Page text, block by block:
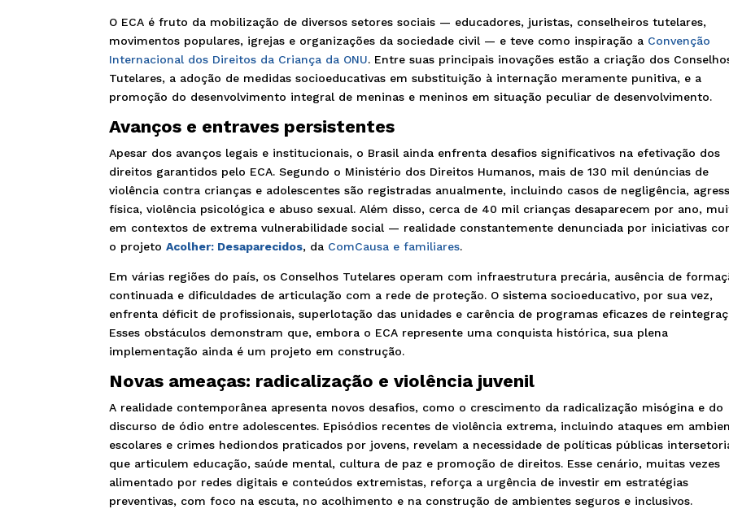
O ECA é fruto da mobilização de diversos setores sociais — educadores, juristas, conselheiros tutelares,
movimentos populares, igrejas e organizações da sociedade civil — e teve como inspiração a Convenção
Internacional dos Direitos da Criança da ONU. Entre suas principais inovações estão a criação dos
Tutelares, a adoção de medidas socioeducativas em substituição à internação meramente punitiva, e a
promoção do desenvolvimento integral de meninas e meninos em situação peculiar de desenvolvimento.
Avanços e entraves persistentes
Apesar dos avanços legais e institucionais, o Brasil ainda enfrenta desafios significativos na efetivação dos
direitos garantidos pelo ECA. Segundo o Ministério dos Direitos Humanos, mais de 130 mil denúncias de
violência contra crianças e adolescentes são registradas anualmente, incluindo casos de negligência,
física, violência psicológica e abuso sexual. Além disso, cerca de 40 mil crianças desaparecem por ano,
em contextos de extrema vulnerabilidade social — realidade constantemente denunciada por iniciativas
o projetoAcolher: Desaparecidos, da ComCausa e familiares.
Em várias regiões do país, os Conselhos Tutelares operam com infraestrutura precária, ausência de
continuada e dificuldades de articulação com a rede de proteção. O sistema socioeducativo, por sua vez,
enfrenta déficit de profissionais, superlotação das unidades e carência de programas eficazes de
Esses obstáculos demonstram que, embora o ECA represente uma conquista histórica, sua plena
implementação ainda é um projeto em construção.
Novas ameaças: radicalização e violência juvenil
A realidade contemporânea apresenta novos desafios, como o crescimento da radicalização misógina e do
discurso de ódio entre adolescentes. Episódios recentes de violência extrema, incluindo ataques em
escolares e crimes hediondos praticados por jovens, revelam a necessidade de políticas públicas
que articulem educação, saúde mental, cultura de paz e promoção de direitos. Esse cenário, muitas vezes
alimentado por redes digitais e conteúdos extremistas, reforça a urgência de investir em estratégias
preventivas, com foco na escuta, no acolhimento e na construção de ambientes seguros e inclusivos.